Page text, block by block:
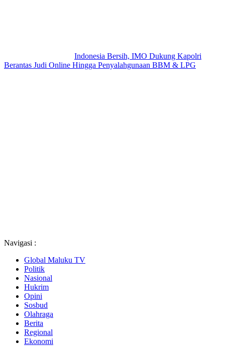
Indonesia Bersih, IMO Dukung Kapolri
Berantas Judi Online Hingga Penyalahgunaan BBM & LPG
Navigasi :
Global Maluku TV
Politik
Nasional
Hukrim
Opini
Sosbud
Olahraga
Berita
Regional
Ekonomi